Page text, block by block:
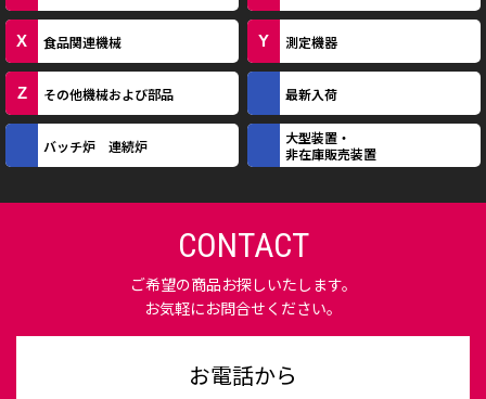
X 食品関連機械 Y 測定機器
Z その他機械および部品 最新入荷
バッチ炉 連続炉
大型装置・
非在庫販売装置
CONTACT
ご希望の商品お探しいたします。
お気軽にお問合せください。
お電話から